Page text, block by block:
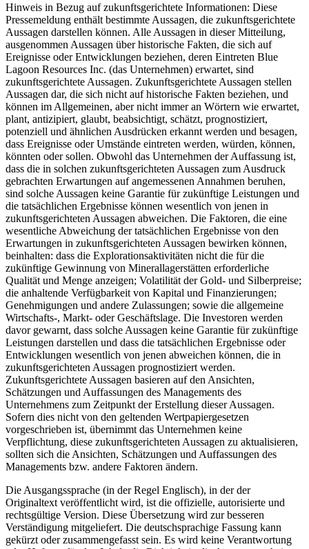
Hinweis in Bezug auf zukunftsgerichtete Informationen: Diese
Pressemeldung enthält bestimmte Aussagen, die zukunftsgerichtete
Aussagen darstellen können. Alle Aussagen in dieser Mitteilung,
ausgenommen Aussagen über historische Fakten, die sich auf
Ereignisse oder Entwicklungen beziehen, deren Eintreten Blue
Lagoon Resources Inc. (das Unternehmen) erwartet, sind
zukunftsgerichtete Aussagen. Zukunftsgerichtete Aussagen stellen
Aussagen dar, die sich nicht auf historische Fakten beziehen, und
können im Allgemeinen, aber nicht immer an Wörtern wie erwartet,
plant, antizipiert, glaubt, beabsichtigt, schätzt, prognostiziert,
potenziell und ähnlichen Ausdrücken erkannt werden und besagen,
dass Ereignisse oder Umstände eintreten werden, würden, können,
könnten oder sollen. Obwohl das Unternehmen der Auffassung ist,
dass die in solchen zukunftsgerichteten Aussagen zum Ausdruck
gebrachten Erwartungen auf angemessenen Annahmen beruhen,
sind solche Aussagen keine Garantie für zukünftige Leistungen und
die tatsächlichen Ergebnisse können wesentlich von jenen in
zukunftsgerichteten Aussagen abweichen. Die Faktoren, die eine
wesentliche Abweichung der tatsächlichen Ergebnisse von den
Erwartungen in zukunftsgerichteten Aussagen bewirken können,
beinhalten: dass die Explorationsaktivitäten nicht die für die
zukünftige Gewinnung von Minerallagerstätten erforderliche
Qualität und Menge anzeigen; Volatilität der Gold- und Silberpreise;
die anhaltende Verfügbarkeit von Kapital und Finanzierungen;
Genehmigungen und andere Zulassungen; sowie die allgemeine
Wirtschafts-, Markt- oder Geschäftslage. Die Investoren werden
davor gewarnt, dass solche Aussagen keine Garantie für zukünftige
Leistungen darstellen und dass die tatsächlichen Ergebnisse oder
Entwicklungen wesentlich von jenen abweichen können, die in
zukunftsgerichteten Aussagen prognostiziert werden.
Zukunftsgerichtete Aussagen basieren auf den Ansichten,
Schätzungen und Auffassungen des Managements des
Unternehmens zum Zeitpunkt der Erstellung dieser Aussagen.
Sofern dies nicht von den geltenden Wertpapiergesetzen
vorgeschrieben ist, übernimmt das Unternehmen keine
Verpflichtung, diese zukunftsgerichteten Aussagen zu aktualisieren,
sollten sich die Ansichten, Schätzungen und Auffassungen des
Managements bzw. andere Faktoren ändern.
Die Ausgangssprache (in der Regel Englisch), in der der
Originaltext veröffentlicht wird, ist die offizielle, autorisierte und
rechtsgültige Version. Diese Übersetzung wird zur besseren
Verständigung mitgeliefert. Die deutschsprachige Fassung kann
gekürzt oder zusammengefasst sein. Es wird keine Verantwortung